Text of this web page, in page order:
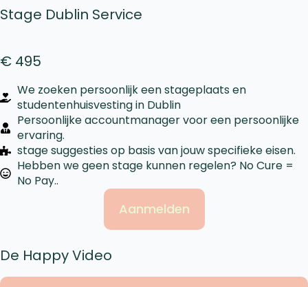
Stage Dublin Service
€ 495
We zoeken persoonlijk een stageplaats en
studentenhuisvesting in Dublin
Persoonlijke accountmanager voor een persoonlijke
ervaring.
stage suggesties op basis van jouw specifieke eisen.
Hebben we geen stage kunnen regelen? No Cure =
No Pay..
Aanmelden
De Happy Video